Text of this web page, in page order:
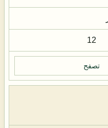
12
تصفح